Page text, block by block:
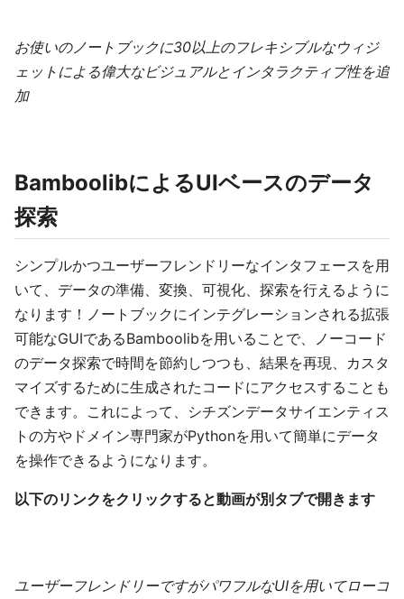
お使いのノートブックに30以上のフレキシブルなウィジ
ェットによる偉大なビジュアルとインタラクティブ性を追
加
BamboolibによるUIベースのデータ
探索
シンプルかつユーザーフレンドリーなインタフェースを用
いて、データの準備、変換、可視化、探索を行えるように
なります！ノートブックにインテグレーションされる拡張
可能なGUIであるBamboolibを用いることで、ノーコード
のデータ探索で時間を節約しつつも、結果を再現、カスタ
マイズするために生成されたコードにアクセスすることも
できます。これによって、シチズンデータサイエンティス
トの方やドメイン専門家がPythonを用いて簡単にデータ
を操作できるようになります。
以下のリンクをクリックすると動画が別タブで開きます
ユーザーフレンドリーですがパワフルなUIを用いてローコ